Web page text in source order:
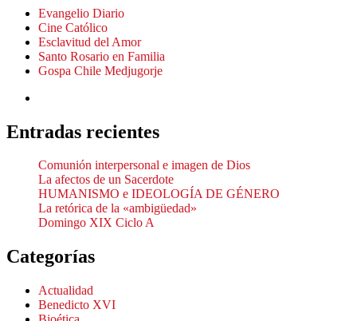
Evangelio Diario
Cine Católico
Esclavitud del Amor
Santo Rosario en Familia
Gospa Chile Medjugorje
Entradas recientes
Comunión interpersonal e imagen de Dios
La afectos de un Sacerdote
HUMANISMO e IDEOLOGÍA DE GÉNERO
La retórica de la «ambigüedad»
Domingo XIX Ciclo A
Categorías
Actualidad
Benedicto XVI